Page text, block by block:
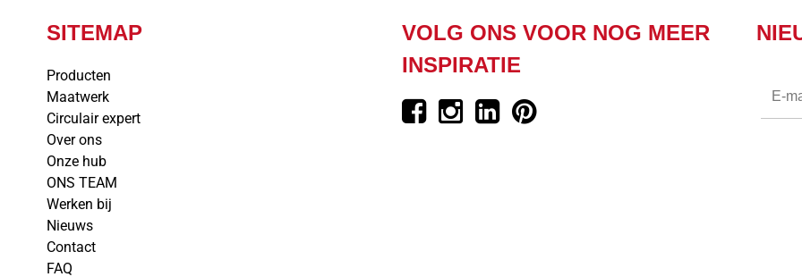
SITEMAP
Producten
Maatwerk
Circulair expert
Over ons
Onze hub
ONS TEAM
Werken bij
Nieuws
Contact
FAQ
VOLG ONS VOOR NOG MEER
INSPIRATIE